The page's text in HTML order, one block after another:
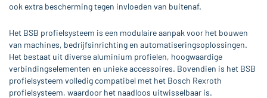
ook extra bescherming tegen invloeden van buitenaf.
Het BSB profielsysteem is een modulaire aanpak voor het bouwen
van machines, bedrijfsinrichting en automatiseringsoplossingen.
Het bestaat uit diverse aluminium profielen, hoogwaardige
verbindingselementen en unieke accessoires. Bovendien is het BSB
profielsysteem volledig compatibel met het Bosch Rexroth
profielsysteem, waardoor het naadloos uitwisselbaar is.